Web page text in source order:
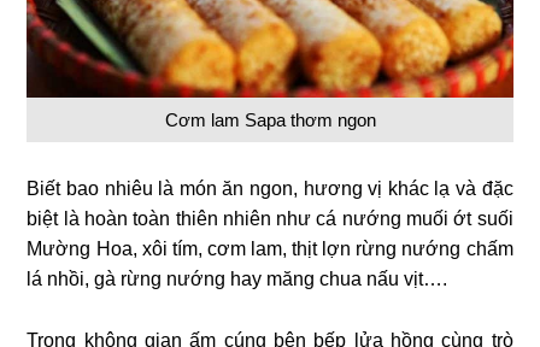
Cơm lam Sapa thơm ngon
Biết bao nhiêu là món ăn ngon, hương vị khác lạ và đặc
biệt là hoàn toàn thiên nhiên như cá nướng muối ớt suối
Mường Hoa, xôi tím, cơm lam, thịt lợn rừng nướng chấm
lá nhồi, gà rừng nướng hay măng chua nấu vịt….
Trong không gian ấm cúng bên bếp lửa hồng cùng trò